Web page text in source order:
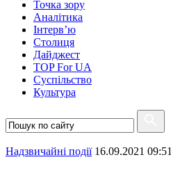
Точка зору
Аналітика
Інтерв’ю
Столиця
Дайджест
TOP For UA
Суспiльство
Культура
Надзвичайні події 16.09.2021 09:51